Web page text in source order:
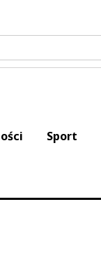
Sport